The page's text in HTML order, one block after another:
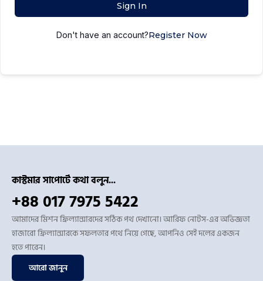
Sign In
Don't have an account?Register Now
কাস্টমার সাপোর্টে কথা বলুন...
+88 017 7975 5422
আমাদের মিশন ফ্রিল্যান্সারদের সঠিক পথ দেখানো। আরিফ নোটস-এর অভিজ্ঞতা
হাজারো ফ্রিল্যান্সারকে সফলতার পথে নিয়ে গেছে, আপনিও সেই দলের একজন
হতে পারেন।
আরো জানুন